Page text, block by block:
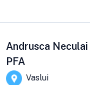
Andrusca Neculai
PFA
Vaslui